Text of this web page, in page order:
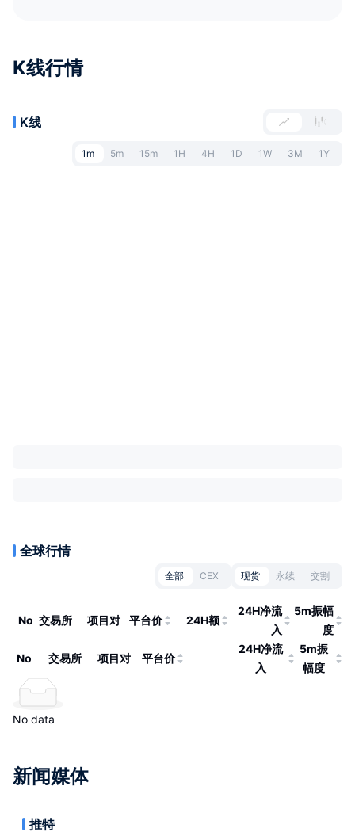
K线行情
K线
1m 5m 15m 1H 4H 1D 1W 3M 1Y
全球行情
全部 CEX 现货 永续 交割
No 交易所 项目对 平台价 24H额
24H净流
入
5m振幅
度
No 交易所 项目对 平台价
24H净流
入
5m振
幅度
No data
新闻媒体
推特